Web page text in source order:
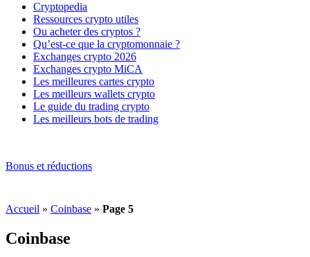
Cryptopedia
Ressources crypto utiles
Ou acheter des cryptos ?
Qu’est-ce que la cryptomonnaie ?
Exchanges crypto 2026
Exchanges crypto MiCA
Les meilleures cartes crypto
Les meilleurs wallets crypto
Le guide du trading crypto
Les meilleurs bots de trading
Bonus et réductions
Accueil » Coinbase » Page 5
Coinbase